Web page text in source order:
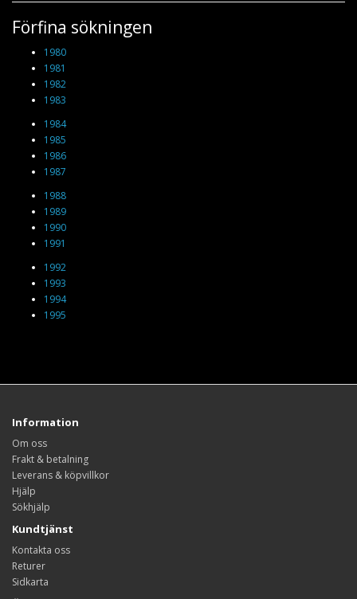
Förfina sökningen
1980
1981
1982
1983
1984
1985
1986
1987
1988
1989
1990
1991
1992
1993
1994
1995
Information
Om oss
Frakt & betalning
Leverans & köpvillkor
Hjälp
Sökhjälp
Kundtjänst
Kontakta oss
Returer
Sidkarta